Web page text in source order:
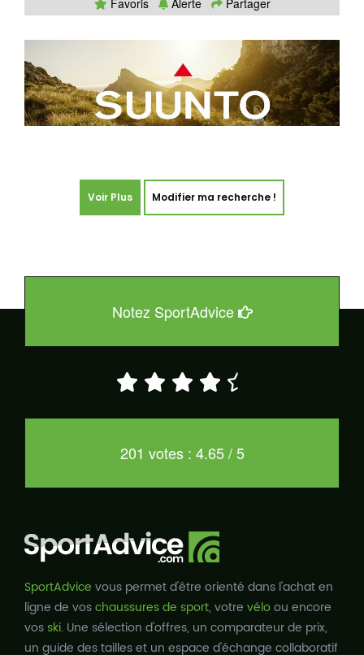
Favoris
Alerte Partager
Voir Plus Modifier ma recherche !
Notez SportAdvice
201 votes : 4.65 / 5
SportAdvice vous permet d'être orienté dans l'achat en
ligne de voschaussures de sport, votre véloou encore
vosski. Une sélection d'offres, un comparateur de prix,
un guide des tailles et un espace d'échange collaboratif